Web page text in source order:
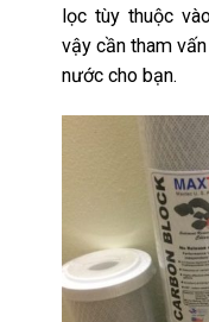
lọc tùy thuộc
vậy cần tham
nước cho bạn.